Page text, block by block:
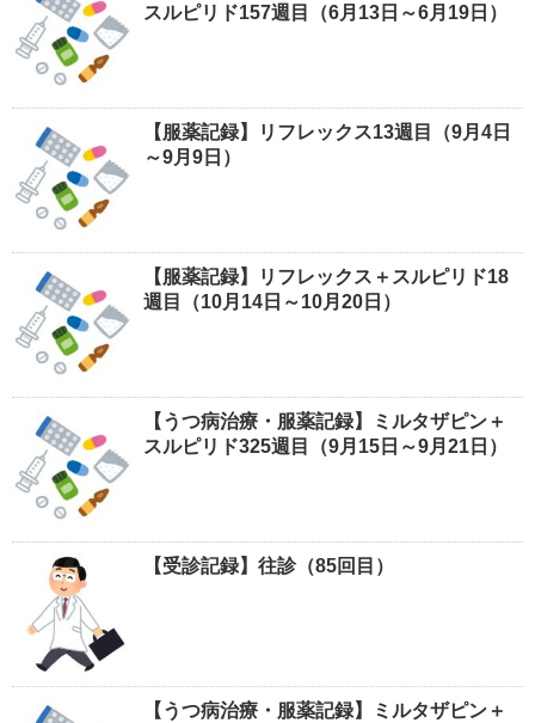
スルピリド157週目（6月13日～6月19日）
【服薬記録】リフレックス13週目（9月4日
～9月9日）
【服薬記録】リフレックス＋スルピリド18
週目（10月14日～10月20日）
【うつ病治療・服薬記録】ミルタザピン＋
スルピリド325週目（9月15日～9月21日）
【受診記録】往診（85回目）
【うつ病治療・服薬記録】ミルタザピン＋